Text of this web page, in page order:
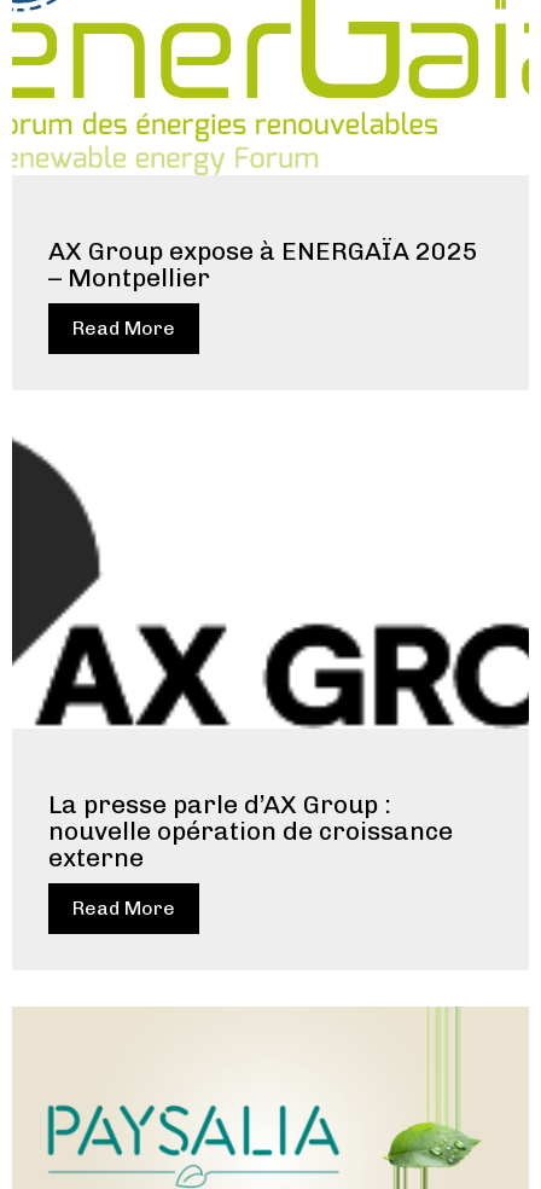
AX Group expose à ENERGAÏA 2025
– Montpellier
Read More
La presse parle d’AX Group :
nouvelle opération de croissance
externe
Read More